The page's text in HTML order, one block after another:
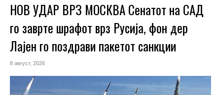
НОВ УДАР ВРЗ МОСКВА Сенатот на САД
го заврте шрафот врз Русија, фон дер
Лајен го поздрави пакетот санкции
8 август, 2026